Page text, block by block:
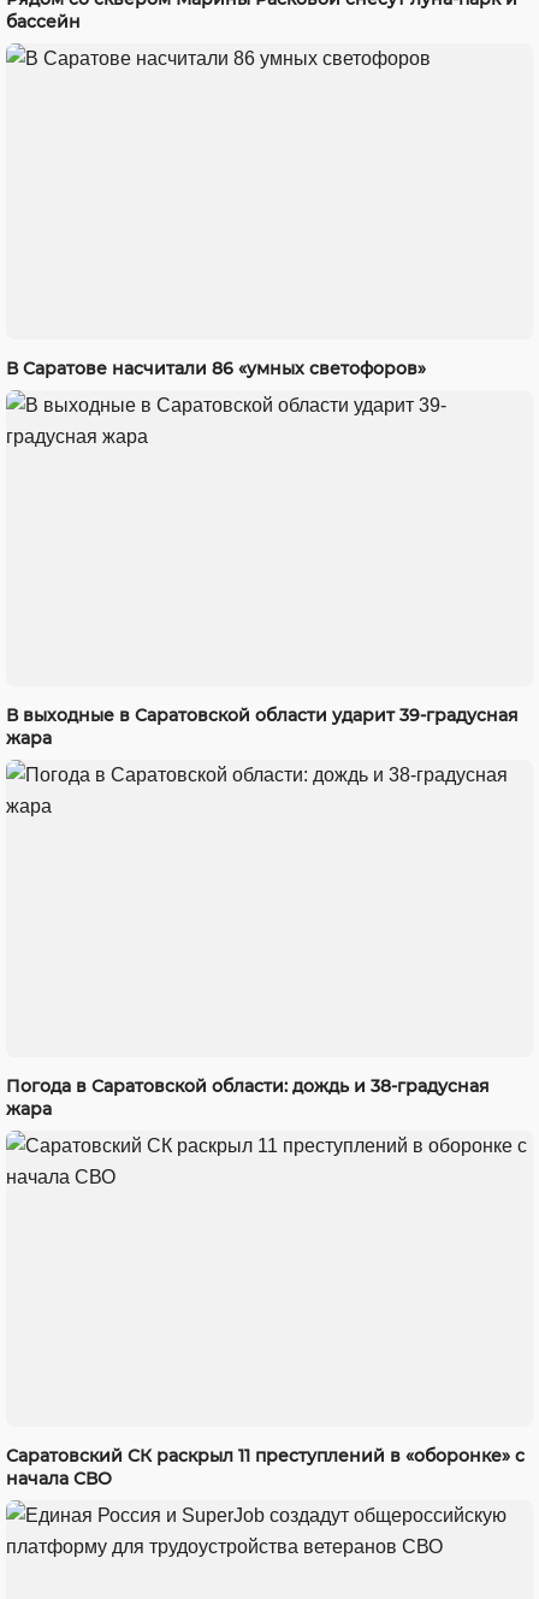
бассейн
В Саратове насчитали 86 «умных светофоров»
В выходные в Саратовской области ударит 39-градусная
жара
Погода в Саратовской области: дождь и 38-градусная
жара
Саратовский СК раскрыл 11 преступлений в «оборонке» с
начала СВО